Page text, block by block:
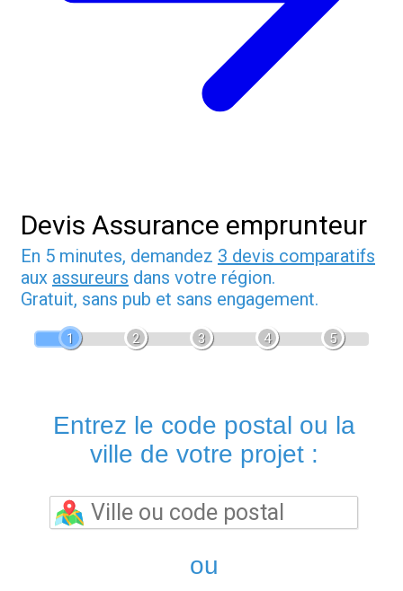
Devis Assurance emprunteur
En 5 minutes, demandez 3 devis comparatifs
aux assureurs dans votre région.
Gratuit, sans pub et sans engagement.
1 2 3 4 5
Entrez le code postal ou la
ville de votre projet :
ou